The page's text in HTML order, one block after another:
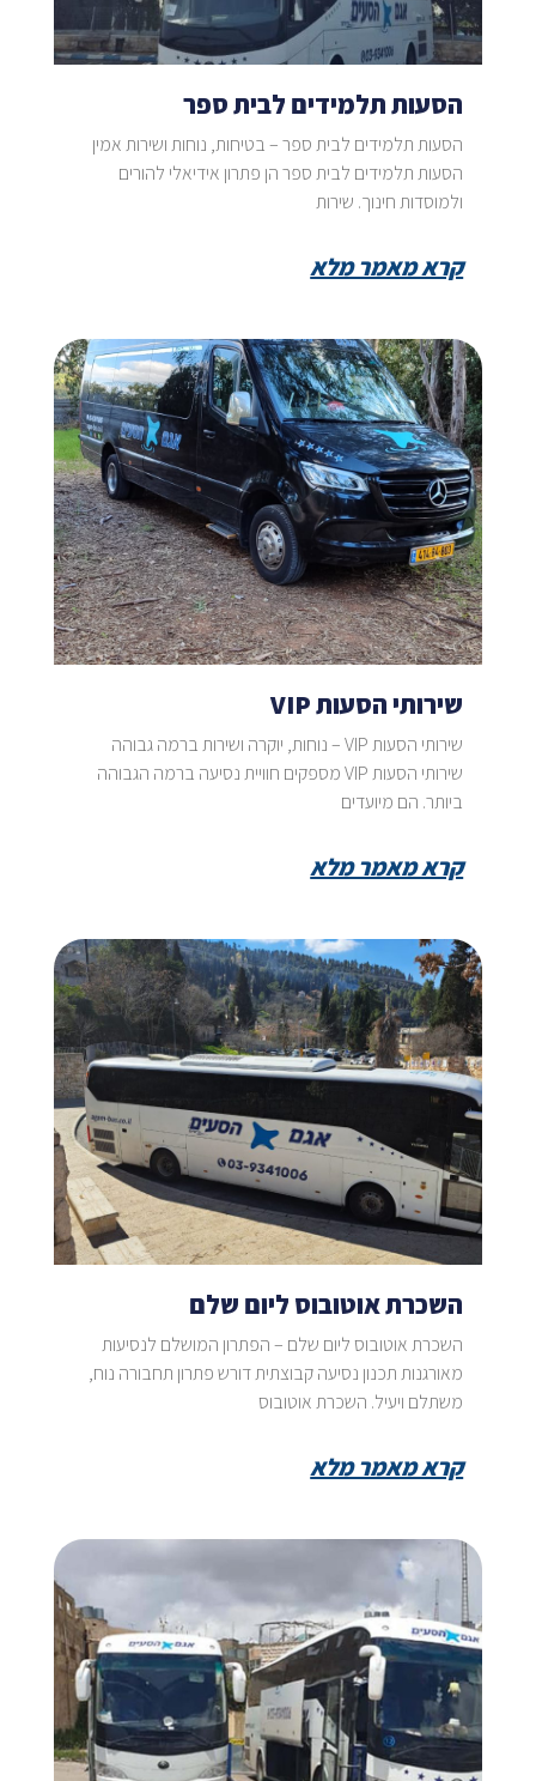
הסעות תלמידים לבית ספר
הסעות תלמידים לבית ספר – בטיחות, נוחות ושירות אמין
הסעות תלמידים לבית ספר הן פתרון אידיאלי להורים
ולמוסדות חינוך. שירות
קרא מאמר מלא
שירותי הסעות VIP
שירותי הסעות VIP – נוחות, יוקרה ושירות ברמה גבוהה
שירותי הסעות VIP מספקים חוויית נסיעה ברמה הגבוהה
ביותר. הם מיועדים
קרא מאמר מלא
השכרת אוטובוס ליום שלם
השכרת אוטובוס ליום שלם – הפתרון המושלם לנסיעות
מאורגנות תכנון נסיעה קבוצתית דורש פתרון תחבורה נוח,
משתלם ויעיל. השכרת אוטובוס
קרא מאמר מלא